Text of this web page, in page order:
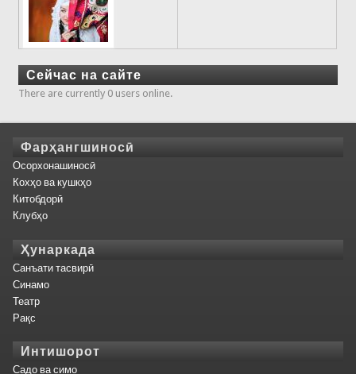
Сейчас на сайте
There are currently 0 users online.
Фарҳангшиносӣ
Осорхонашиносӣ
Кохҳо ва кушкҳо
Китобдорӣ
Клубҳо
Ҳунаркада
Санъати тасвирӣ
Синамо
Театр
Рақс
Интишорот
Садо ва симо